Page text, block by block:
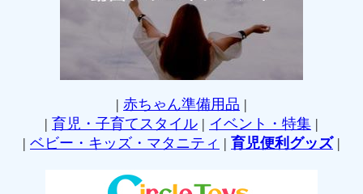
| 赤ちゃん準備用品 |
| 育児・子育てスタイル | イベント・特集 |
| ベビー・キッズ・マタニティ | 育児便利グッズ|